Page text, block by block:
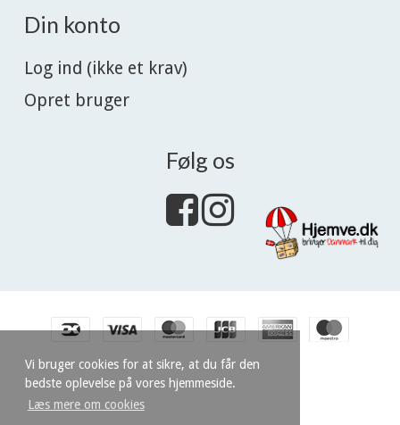
Vi bruger cookies for at sikre, at du får den
bedste oplevelse på vores hjemmeside.
Læs mere om cookies
Din konto
Log ind (ikke et krav)
Opret bruger
Følg os